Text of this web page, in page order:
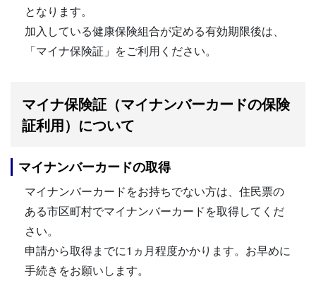
となります。
加入している健康保険組合が定める有効期限後は、
「マイナ保険証」をご利用ください。
マイナ保険証（マイナンバーカードの保険
証利用）について
マイナンバーカードの取得
マイナンバーカードをお持ちでない方は、住民票の
ある市区町村でマイナンバーカードを取得してくだ
さい。
申請から取得までに1ヵ月程度かかります。お早めに
手続きをお願いします。